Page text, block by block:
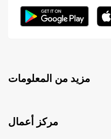
مزيد من المعلومات
مركز أعمال